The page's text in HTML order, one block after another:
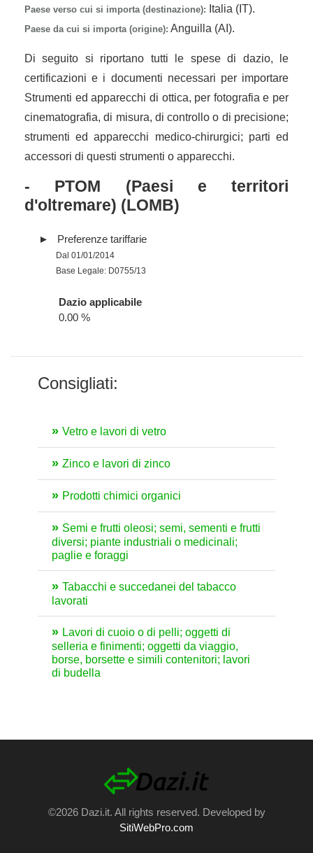
Paese verso cui si importa (destinazione): Italia (IT).
Paese da cui si importa (origine): Anguilla (AI).
Di seguito si riportano tutti le spese di dazio, le
certificazioni e i documenti necessari per importare
Strumenti ed apparecchi di ottica, per fotografia e per
cinematografia, di misura, di controllo o di precisione;
strumenti ed apparecchi medico-chirurgici; parti ed
accessori di questi strumenti o apparecchi.
- PTOM (Paesi e territori
d'oltremare) (LOMB)
Preferenze tariffarie
Dal 01/01/2014
Base Legale: D0755/13
Dazio applicabile
0.00 %
Consigliati:
Vetro e lavori di vetro
Zinco e lavori di zinco
Prodotti chimici organici
Semi e frutti oleosi; semi, sementi e frutti
diversi; piante industriali o medicinali;
paglie e foraggi
Tabacchi e succedanei del tabacco
lavorati
Lavori di cuoio o di pelli; oggetti di
selleria e finimenti; oggetti da viaggio,
borse, borsette e simili contenitori; lavori
di budella
©2026 Dazi.it. All rights reserved. Developed by
SitiWebPro.com